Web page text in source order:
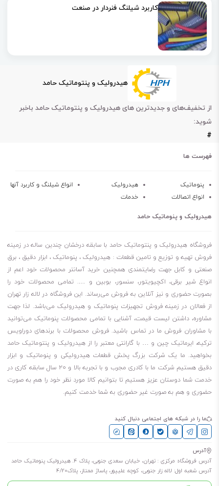
کاربرد شیلنگ فنردار در صنعت
هیدرولیک و پنتوماتیک حامد
از تخفیف‌های و جدیدترین های هیدرولیک و پنتوماتیک حامد باخبر
شوید:
#
فهرست ها
پنوماتیک هیدرولیک
انواع شیلنگ و کاربرد آنها
انواع اتصالات
خدمات
هیدرولیک و پنوماتیک حامد
فروشگاه هیدرولیک و پنتوماتیک حامد با سابقه درخشان چندین ساله در زمینه
فروش تهیه و توزیع و تامین قطعات : هیدرولیک ، پنوماتیک ، ابزار دقیق ، برق
صنعتی و کابل جهت رضایتمندی همچنین خرید آسانتر محصولات خود اعم از
انواع شیر برقی، اکچیویتور، سنسور، بوبین و …. تمامی محصولات خود را
بصورت حضوری و نیز آنلاین به فروش می‌رساند. این فروشگاه در لاله زار تهران
از فعالان در زمینه فروش تجهیزات پنوماتیک و هیدرولیک می‌باشد. لذا جهت
مشاوره، داشتن لیست قیمت، آشنایی با تمامی محصولات پنوماتیک می‌توانید
با مشاوران فروش ما در تماس باشید. فروش محصولات با برندهای دوراویس
ترکیه، ایرماتیک چین و … با گارانتی معتبر را از هیدرولیک و پنتوماتیک حامد
بخواهید. ما یک شرکت بزرگ پخش قطعات هیدرولیکی و پنوماتیک و ابزار
دقیق هستیم شرکت ما با کادری مجرب و با تجربه بالا و ۲۰ سال سابقه کاری در
خدمت شما دوستان عزیز هستیم تا بتوانیم کالا مورد نظر خود را هم به صورت
حضوری و هم به صورت غیر حضوری به شما خدمت کنیم.
ما را در شبکه های اجتماعی دنبال کنید
آدرس
آدرس فروشگاه مرکزی : تهران، خیابان سعدی جنوبی، پلاک 4. هیدرولیک پنوماتیک حامد
آدرس شعبه اول: لاله زار جنوبی، کوچه علیپور، پاساژ ممتاز، پلاک4/20